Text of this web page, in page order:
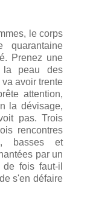
le corps
Prenez une
la peau des
avoir trente
attention,
la dévisage,
pas. Trois
rencontres
basses et
par un
fois faut-il
s'en défaire